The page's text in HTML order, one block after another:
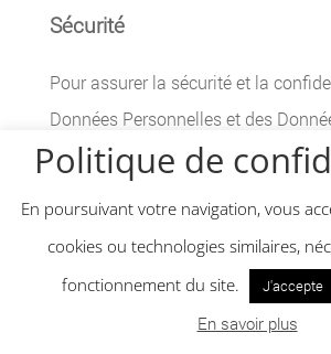
Sécurité
Pour assurer la sécurité et la
Données Personnelles et des
Personnelles de Santé, https://
pseudonymisation, l’encryption et
Lors du traitement des Données
Politique de
En poursuivant votre navigation, vous
cookies ou technologies similaires,
fonctionnement du site.
J'accepte
En savoir plus